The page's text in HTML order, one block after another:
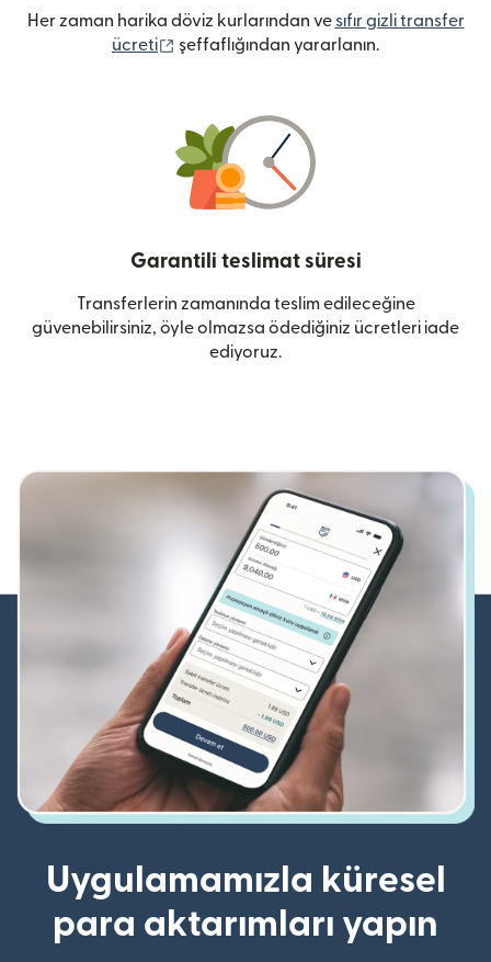
Her zaman harika döviz kurlarından ve sıfır gizli transfer
ücreti
(yeni pencerede açılır)
şeffaflığından yararlanın.
Garantili teslimat süresi
Transferlerin zamanında teslim edileceğine
güvenebilirsiniz, öyle olmazsa ödediğiniz ücretleri iade
ediyoruz.
Uygulamamızla küresel
para aktarımları yapın